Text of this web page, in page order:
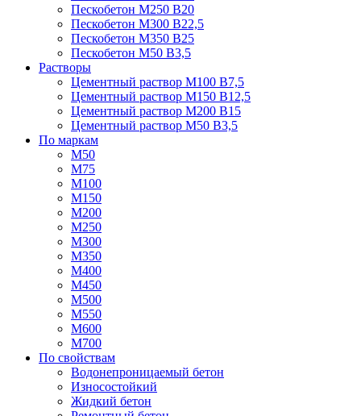
Пескобетон М250 В20
Пескобетон М300 В22,5
Пескобетон М350 В25
Пескобетон М50 В3,5
Растворы
Цементный раствор М100 В7,5
Цементный раствор М150 В12,5
Цементный раствор М200 В15
Цементный раствор М50 В3,5
По маркам
М50
М75
М100
М150
М200
М250
М300
М350
М400
М450
М500
М550
М600
М700
По свойствам
Водонепроницаемый бетон
Износостойкий
Жидкий бетон